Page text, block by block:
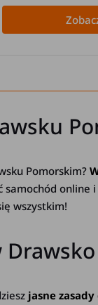
Pomorskim?
samochód
wszystkim!
jasne